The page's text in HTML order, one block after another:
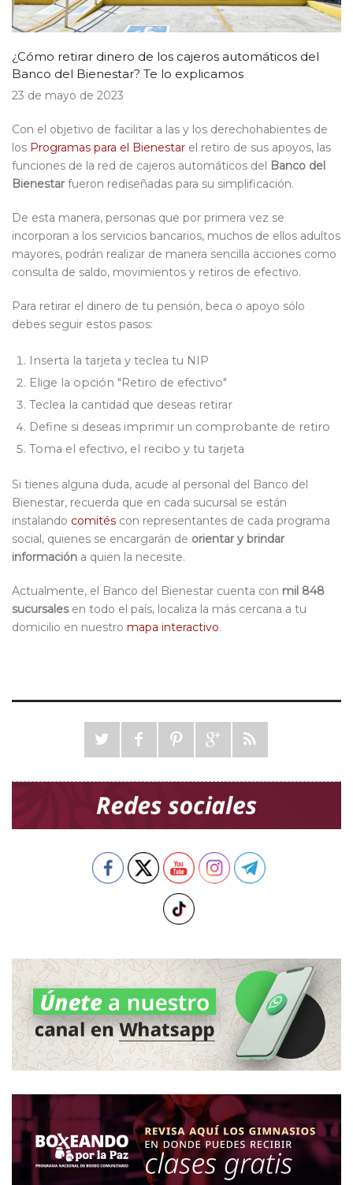
¿Cómo retirar dinero de los cajeros automáticos del
Banco del Bienestar? Te lo explicamos
23 de mayo de 2023
Con el objetivo de facilitar a las y los derechohabientes de
los Programas para el Bienestar el retiro de sus apoyos, las
funciones de la red de cajeros automáticos del
Banco del
Bienestarfueron rediseñadas para su simplificación.
De esta manera, personas que por primera vez se
incorporan a los servicios bancarios, muchos de ellos adultos
mayores, podrán realizar de manera sencilla acciones como
consulta de saldo, movimientos y retiros de efectivo.
Para retirar el dinero de tu pensión, beca o apoyo sólo
debes seguir estos pasos:
Inserta la tarjeta y teclea tu NIP
Elige la opción "Retiro de efectivo"
Teclea la cantidad que deseas retirar
Define si deseas imprimir un comprobante de retiro
Toma el efectivo, el recibo y tu tarjeta
Si tienes alguna duda, acude al personal del Banco del
Bienestar, recuerda que en cada sucursal se están
instalando comités con representantes de cada programa
social, quienes se encargarán de orientar y brindar
información a quien la necesite.
Actualmente, el Banco del Bienestar cuenta con mil 848
sucursalesen todo el país, localiza la más cercana a tu
domicilio en nuestro mapa interactivo.